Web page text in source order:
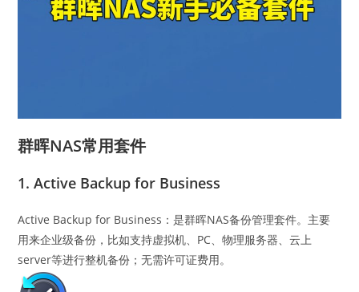
群晖NAS常用套件
1. Active Backup for Business
Active Backup for Business：是群晖NAS备份管理套件。主要
用来企业级备份，比如支持虚拟机、PC、物理服务器、云上
server等进行整机备份；无需许可证费用。